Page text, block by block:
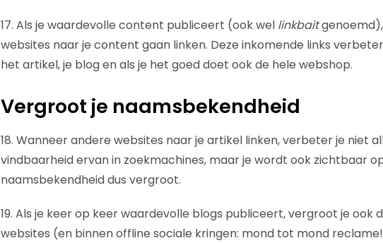
17. Als je waardevolle content publiceert (ook wel linkbait
websites naar je content gaan linken. Deze inkomende links
het artikel, je blog en als je het goed doet ook de hele webshop.
Vergroot je naamsbekendheid
18. Wanneer andere websites naar je artikel linken, verbeter je niet
vindbaarheid ervan in zoekmachines, maar je wordt ook zichtbaar
naamsbekendheid dus vergroot.
19. Als je keer op keer waardevolle blogs publiceert, vergroot je ook
websites (en binnen offline sociale kringen: mond tot mond